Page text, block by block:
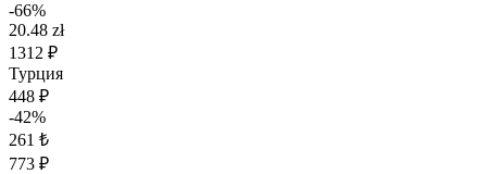
-66%
20.48 zł
1312 ₽
Турция
448 ₽
-42%
261 ₺
773 ₽